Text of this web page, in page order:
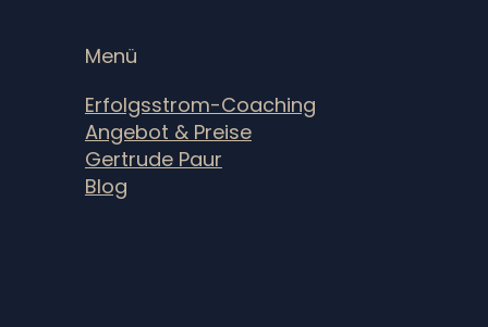
Menü
Erfolgsstrom-Coaching
Angebot & Preise
Gertrude Paur
Blog